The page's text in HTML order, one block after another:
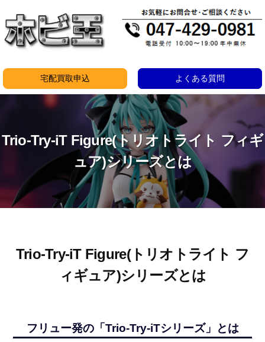
ン
テ
へ
宅配買取申込 よくある質問
Trio-Try-iT Figure(トリオトライト フィギ
ュア)シリーズとは
Trio-Try-iT Figure(トリオトライト フ
ィギュア)シリーズとは
フリュー発の「Trio-Try-iTシリーズ」とは